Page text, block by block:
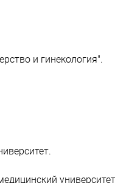
и гинекология".